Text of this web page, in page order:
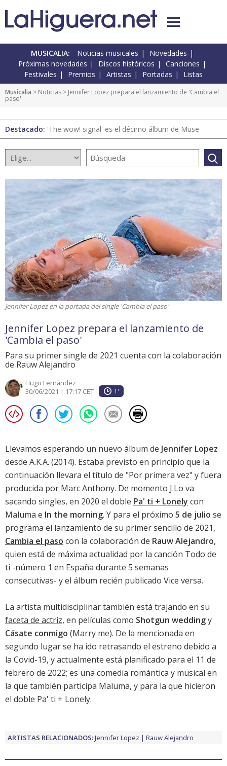
MUSICALIA: Noticias musicales
Novedades
Próximas novedades
Discos históricos
Canciones
Festivales
Premios Artistas Portadas Listas
Musicalia > Noticias > Jennifer Lopez prepara el lanzamiento de 'Cambia el
paso'
Destacado: 'The wow! signal' es el décimo álbum de Muse
Jennifer Lopez en la portada del single 'Cambia el paso'
Jennifer Lopez prepara el lanzamiento de
'Cambia el paso'
Para su primer single de 2021 cuenta con la colaboración
de Rauw Alejandro
Hugo Fernández
30/06/2021 | 17:17 CET
1'
Llevamos esperando un nuevo álbum de Jennifer Lopez
desde A.K.A. (2014). Estaba previsto en principio que la
continuación llevara el título de "Por primera vez" y fuera
producida por Marc Anthony. De momento J.Lo va
sacando singles, en 2020 el doble Pa' ti + Lonely con
Maluma e In the morning. Y para el próximo 5 de julio se
programa el lanzamiento de su primer sencillo de 2021,
Cambia el paso con la colaboración de Rauw Alejandro,
quien está de máxima actualidad por la canción Todo de
ti -número 1 en España durante 5 semanas
consecutivas- y el álbum recién publicado Vice versa.
La artista multidisciplinar también está trajando en su
faceta de actriz, en películas como Shotgun weddingy
Cásate conmigo (Marry me). De la mencionada en
segundo lugar se ha ido retrasando el estreno debido a
la Covid-19, y actualmente está planificado para el 11 de
febrero de 2022; es una comedia romántica y musical en
la que también participa Maluma, y para la que hicieron
el doble Pa' ti + Lonely.
ARTISTAS RELACIONADOS:Jennifer Lopez Rauw Alejandro